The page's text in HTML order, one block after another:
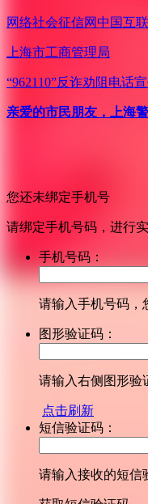
网络社会征信网中国互
上海市工商管理局
“962110”反诈劝阻电话
亲爱的市民朋友，上海
您还未绑定手机号
请绑定手机号码，进行实
手机号码：
请输入手机号码，
图形验证码：
请输入右侧图形验
点击刷新
短信验证码：
请输入接收的短信